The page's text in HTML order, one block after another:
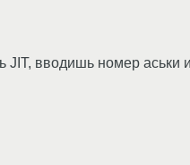
вводишь номер аськи